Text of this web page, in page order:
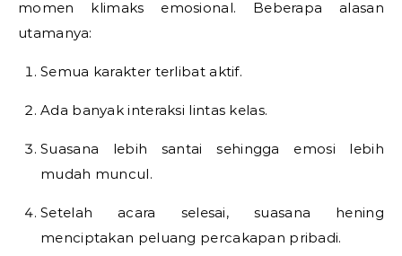
momen klimaks emosional. Beberapa alasan
utamanya:
Semua karakter terlibat aktif.
Ada banyak interaksi lintas kelas.
Suasana lebih santai sehingga emosi lebih
mudah muncul.
Setelah acara selesai, suasana hening
menciptakan peluang percakapan pribadi.